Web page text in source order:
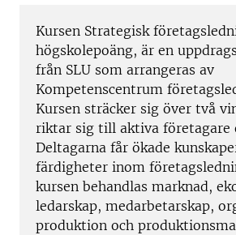
Kursen Strategisk
högskolepoäng, är en
från SLU som arrangeras av
Kompetenscentrum
Kursen sträcker sig över två
riktar sig till aktiva företagare
Deltagarna får ökade
färdigheter inom
kursen behandlas marknad,
ledarskap, medarbetarskap,
produktion och